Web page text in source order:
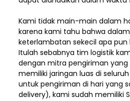
Kami tidak main-main dalam
karena kami tahu bahwa
keterlambatan sekecil apa pun
Itulah sebabnya tim logistik
dengan mitra pengiriman
memiliki jaringan luas di
untuk pengiriman di hari yang
delivery), kami sudah memiliki